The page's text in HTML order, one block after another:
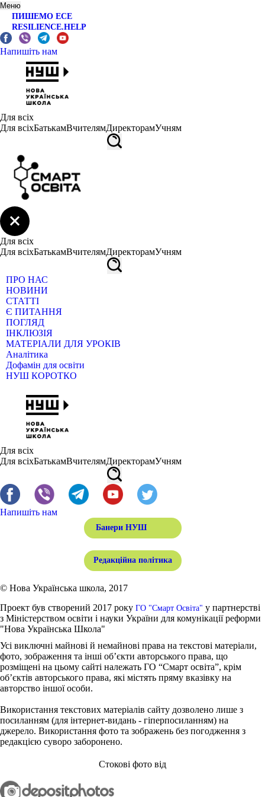
Меню
ПИШЕМО ЕСЕ
RESILIENCE.HELP
Напишіть нам
Для всіх
Для всіхБатькамВчителямДиректорамУчням
Для всіх
Для всіхБатькамВчителямДиректорамУчням
ПРО НАС
НОВИНИ
СТАТТІ
Є ПИТАННЯ
ПОГЛЯД
ІНКЛЮЗІЯ
МАТЕРІАЛИ ДЛЯ УРОКІВ
Аналітика
Дофамін для освіти
НУШ КОРОТКО
Для всіх
Для всіхБатькамВчителямДиректорамУчням
Напишіть нам
Банери НУШ
Редакційна політика
© Нова Українська школа, 2017
Проект був створений 2017 року ГО "Смарт Освіта" у партнерстві
з Міністерством освіти і науки України для комунікації реформи
"Нова Українська Школа"
Усі виключні майнові й немайнові права на текстові матеріали,
фото, зображення та інші об’єкти авторського права, що
розміщені на цьому сайті належать ГО “Смарт освіта”, крім
об’єктів авторського права, які містять пряму вказівку на
авторство іншої особи.
Використання текстових матеріалів сайту дозволено лише з
посиланням (для інтернет-видань - гіперпосиланням) на
джерело. Використання фото та зображень без погодження з
редакцією суворо заборонено.
Стокові фото від